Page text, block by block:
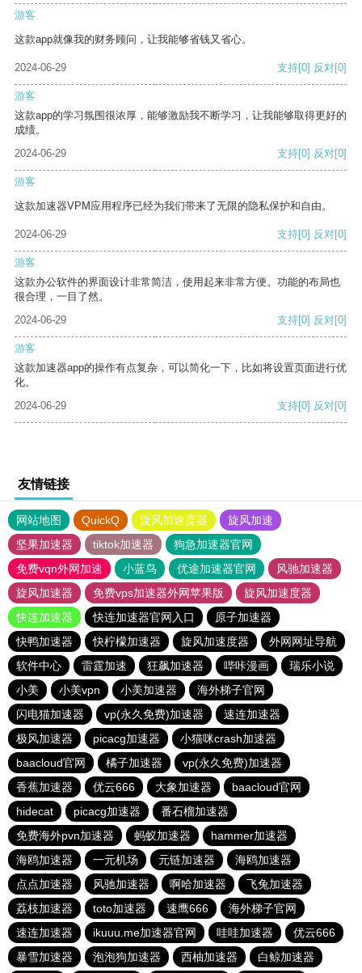
游客
这款app就像我的财务顾问，让我能够省钱又省心。
2024-06-29 支持[0] 反对[0]
游客
这款app的学习氛围很浓厚，能够激励我不断学习，让我能够取得更好的
成绩。
2024-06-29
支持[0] 反对[0]
游客
这款加速器VPM应用程序已经为我们带来了无限的隐私保护和自由。
2024-06-29 支持[0] 反对[0]
游客
这款办公软件的界面设计非常简洁，使用起来非常方便。功能的布局也
很合理，一目了然。
2024-06-29
支持[0] 反对[0]
游客
这款加速器app的操作有点复杂，可以简化一下，比如将设置页面进行优
化。
2024-06-29
支持[0] 反对[0]
友情链接
网站地图 QuickQ 旋风加速度器
旋风加速
坚果加速器
tiktok加速器
狗急加速器官网
免费vqn外网加速
小蓝鸟 优途加速器官网
风驰加速器
旋风加速器
免费vps加速器外网苹果版
旋风加速度器
快连加速器
快连加速器官网入口
原子加速器
快鸭加速器
快柠檬加速器 旋风加速度器
外网网址导航
软件中心
雷霆加速 狂飙加速器 哔咔漫画
瑞乐小说
小美
小美vpn 小美加速器
海外梯子官网
闪电猫加速器
vp(永久免费)加速器
速连加速器
极风加速器
picacg加速器
小猫咪crash加速器
baacloud官网
橘子加速器
vp(永久免费)加速器
香蕉加速器
优云666 大象加速器
baacloud官网
hidecat
picacg加速器
番石榴加速器
免费海外pvn加速器
蚂蚁加速器
hammer加速器
海鸥加速器
一元机场 元链加速器
海鸥加速器
点点加速器
风驰加速器 啊哈加速器
飞兔加速器
荔枝加速器
toto加速器 速鹰666
海外梯子官网
速连加速器
ikuuu.me加速器官网 哇哇加速器
优云666
暴雪加速器
泡泡狗加速器 西柚加速器 白鲸加速器